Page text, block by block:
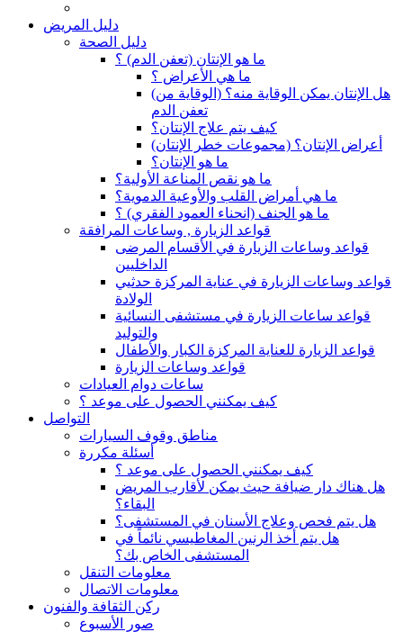
دليل المريض
دليل الصحة
ما هو الإنتان (تعفن الدم) ؟
ما هي الأعراض ؟
(هل الإنتان يمكن الوقاية منه؟ (الوقاية من
تعفن الدم
كيف يتم علاج الإنتان؟
(أعراض الإنتان؟ (مجموعات خطر الإنتان
ما هو الإنتان؟
ما هو نقص المناعة الأولية؟
ما هي أمراض القلب والأوعية الدموية؟
ما هو الجنف (انحناء العمود الفقري) ؟
قواعد الزيارة , وساعات المرافقة
قواعد وساعات الزيارة في الأقسام المرضى
الداخليين
قواعد وساعات الزيارة في عناية المركزة حدثيي
الولادة
قواعد ساعات الزيارة في مستشفى النسائية
والتوليد
قواعد الزيارة للعناية المركزة الكبار والأطفال
قواعد وساعات الزيارة
ساعات دوام العيادات
كيف يمكنني الحصول على موعد ؟
التواصل
مناطق وقوف السيارات
أسئلة مكررة
كيف يمكنني الحصول على موعد ؟
هل هناك دار ضيافة حيث يمكن لأقارب المريض
البقاء؟
هل يتم فحص وعلاج الأسنان في المستشفى؟
هل يتم أخذ الرنين المغاطيسي نائماً في
المستشفى الخاص بك؟
معلومات التنقل
معلومات الاتصال
ركن الثقافة والفنون
صور الأسبوع